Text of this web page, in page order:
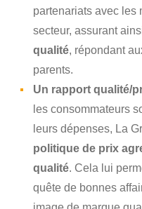
partenariats avec les
secteur, assurant
qualité, répondant
parents.
Un rapport qualité/
les consommateurs
leurs dépenses, La
politique de prix
qualité. Cela lui
quête de bonnes